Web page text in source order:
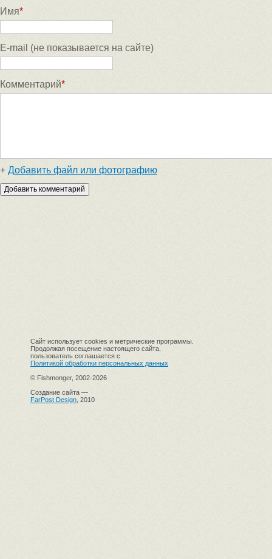
Имя*
E-mail (не показывается на сайте)
Комментарий*
+ Добавить файл или фотографию
Сайт использует cookies и метрические программы.
Продолжая посещение настоящего сайта,
пользователь соглашается с
Политикой обработки персональных данных
© Fishmonger, 2002-2026
Создание сайта —
FarPost Design , 2010